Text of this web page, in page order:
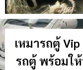
เหมารถตู้
รถตู้ พร้อมใ